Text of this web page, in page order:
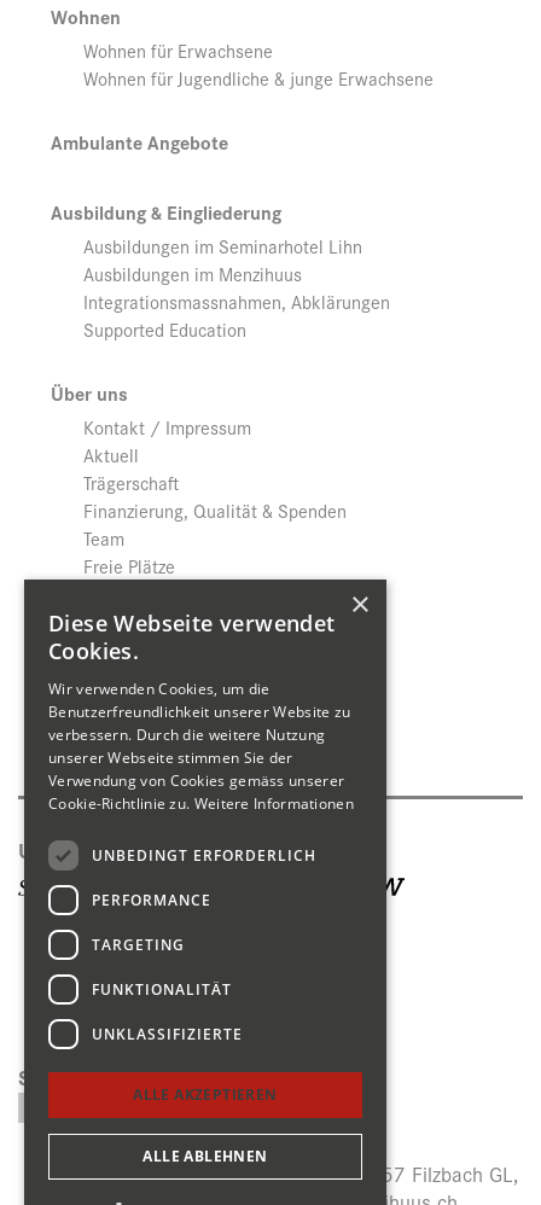
Wohnen
Wohnen für Erwachsene
Wohnen für Jugendliche & junge Erwachsene
Ambulante Angebote
Ausbildung & Eingliederung
Ausbildungen im Seminarhotel Lihn
Ausbildungen im Menzihuus
Integrationsmassnahmen, Abklärungen
Supported Education
Über uns
Kontakt / Impressum
Aktuell
Trägerschaft
Finanzierung, Qualität & Spenden
Team
Freie Plätze
Download
Datenschutz
Shop
Produktkatalog
Unsere Seiten
Suchen
Menzihuus, Panoramastrasse 27, CH-8757 Filzbach GL,
×
Diese Webseite verwendet
Cookies.
Wir verwenden Cookies, um die
Benutzerfreundlichkeit unserer Website zu
verbessern. Durch die weitere Nutzung
unserer Webseite stimmen Sie der
Verwendung von Cookies gemäss unserer
Cookie-Richtlinie zu. Weitere Informationen
UNBEDINGT ERFORDERLICH
PERFORMANCE
TARGETING
FUNKTIONALITÄT
UNKLASSIFIZIERTE
ALLE AKZEPTIEREN
ALLE ABLEHNEN